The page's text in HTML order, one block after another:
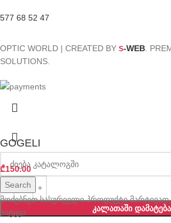
577 68 52 47
OPTIC WORLD | CREATED BY S-WEB .
SOLUTIONS.
Search
მოძებნეთ სასურველი პროდუქტი
სიტყვა.
GOGELI
₾150.00
ᲙᲐᲚᲐᲗᲐᲨᲘ ᲓᲐᲛᲐᲢᲔᲑᲐ